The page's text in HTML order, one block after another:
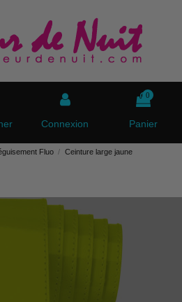
Connexion
0
Panier
Fluo Ceinture large jaune